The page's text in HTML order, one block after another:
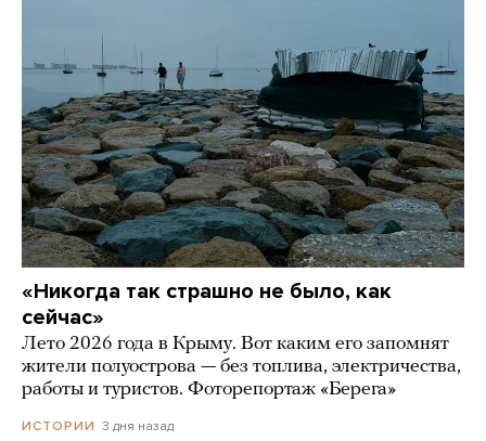
«Никогда так страшно не было, как
сейчас»
Лето 2026 года в Крыму. Вот каким его запомнят
жители полуострова — без топлива, электричества,
работы и туристов. Фоторепортаж «Берега»
ИСТОРИИ 3 дня назад